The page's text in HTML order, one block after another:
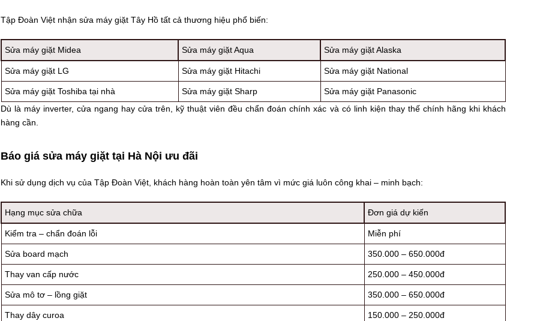
Tập Đoàn Việt nhận sửa máy giặt Tây Hồ tất cả thương hiệu phổ biến:
Sửa máy giặt Midea Sửa máy giặt Aqua Sửa máy giặt Alaska
Sửa máy giặt LG Sửa máy giặt Hitachi Sửa máy giặt National
Sửa máy giặt Toshiba tại nhà Sửa máy giặt Sharp
Sửa máy giặt Panasonic
Dù là máy inverter, cửa ngang hay cửa trên, kỹ thuật viên đều chẩn đoán chính xác và có linh kiện thay thế chính hãng khi khách
hàng cần.
Báo giá sửa máy giặt tại Hà Nội ưu đãi
Khi sử dụng dịch vụ của Tập Đoàn Việt, khách hàng hoàn toàn yên tâm vì mức giá luôn công khai – minh bạch:
Hạng mục sửa chữa Đơn giá dự kiến
Kiểm tra – chẩn đoán lỗi Miễn phí
Sửa board mạch 350.000 – 650.000đ
Thay van cấp nước 250.000 – 450.000đ
Sửa mô tơ – lồng giặt 350.000 – 650.000đ
Thay dây curoa 150.000 – 250.000đ